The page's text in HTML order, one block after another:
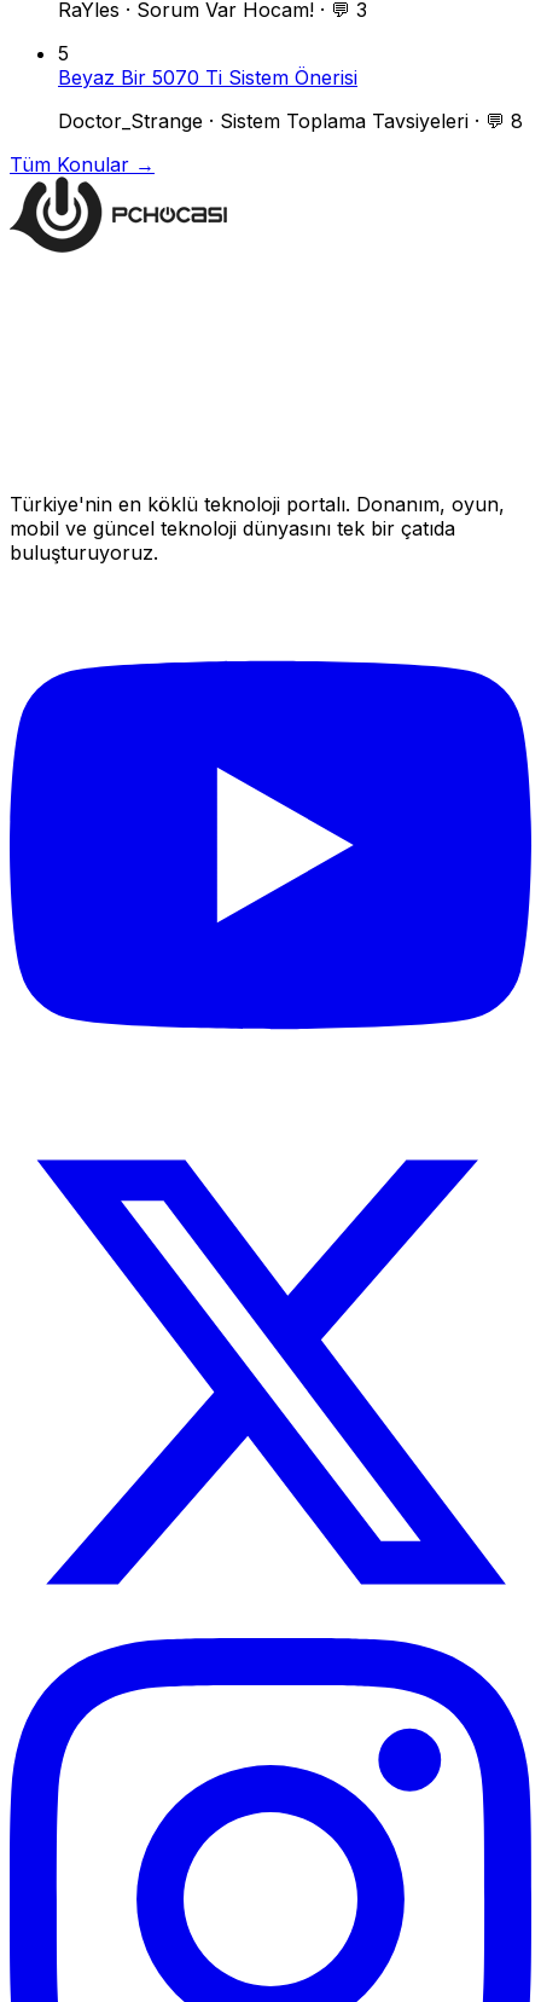
RaYles · Sorum Var Hocam! · 💬 3
5
Beyaz Bir 5070 Ti Sistem Önerisi
Doctor_Strange · Sistem Toplama Tavsiyeleri · 💬 8
Tüm Konular →
Türkiye'nin en köklü teknoloji portalı. Donanım, oyun,
mobil ve güncel teknoloji dünyasını tek bir çatıda
buluşturuyoruz.